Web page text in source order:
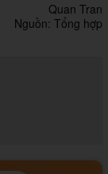
Quan Tran
Nguồn: Tổng hợp